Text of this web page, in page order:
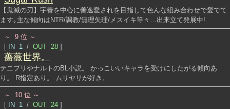
【鬼滅の刃】宇善を中心に善逸愛されを目指して色んな組み合わせで愛でて
ます｡主な傾向はNTR/調教/無理矢理/メスイキ等々…出来立て発展中!
～ 9 位 ～
[
IN 1 / OUT 28 ]
薔薇世界。
テニプリやナルトのBL小説。 かっこいいキャラを受けにしたがる傾向あ
り。 R指定あり。 ムリヤリが好き。
～ 10 位 ～
[
IN 1 / OUT 24 ]